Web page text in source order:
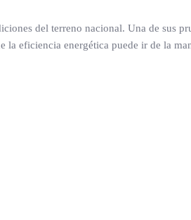
del terreno nacional. Una de sus
la eficiencia energética puede ir de la